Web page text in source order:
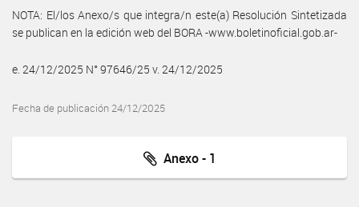
NOTA: El/los Anexo/s que integra/n este(a) Resolución Sintetizada
se publican en la edición web del BORA -www.boletinoficial.gob.ar-
e. 24/12/2025 N° 97646/25 v. 24/12/2025
Fecha de publicación 24/12/2025
Anexo - 1